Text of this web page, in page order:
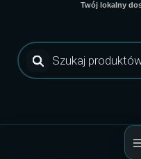
Twój lokalny
Wyszukiwarka
produktów